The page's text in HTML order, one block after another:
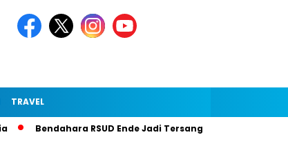
TRAVEL
Bendahara RSUD Ende Jadi Tersangka Dugaan